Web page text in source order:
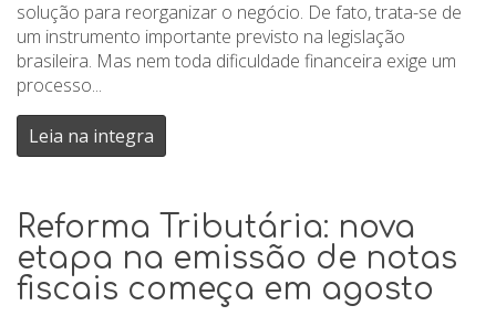
solução para reorganizar o negócio. De fato, trata-se de
um instrumento importante previsto na legislação
brasileira. Mas nem toda dificuldade financeira exige um
processo...
Leia na integra
Reforma Tributária: nova
etapa na emissão de notas
fiscais começa em agosto